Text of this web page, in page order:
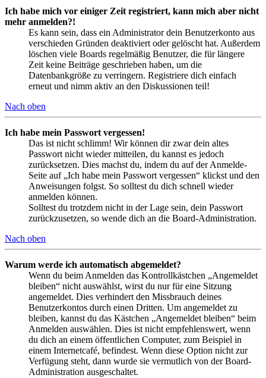
Ich habe mich vor einiger Zeit registriert, kann mich aber nicht
mehr anmelden?!
Es kann sein, dass ein Administrator dein Benutzerkonto aus
verschieden Gründen deaktiviert oder gelöscht hat. Außerdem
löschen viele Boards regelmäßig Benutzer, die für längere
Zeit keine Beiträge geschrieben haben, um die
Datenbankgröße zu verringern. Registriere dich einfach
erneut und nimm aktiv an den Diskussionen teil!
Nach oben
Ich habe mein Passwort vergessen!
Das ist nicht schlimm! Wir können dir zwar dein altes
Passwort nicht wieder mitteilen, du kannst es jedoch
zurücksetzen. Dies machst du, indem du auf der Anmelde-
Seite auf „Ich habe mein Passwort vergessen“ klickst und den
Anweisungen folgst. So solltest du dich schnell wieder
anmelden können.
Solltest du trotzdem nicht in der Lage sein, dein Passwort
zurückzusetzen, so wende dich an die Board-Administration.
Nach oben
Warum werde ich automatisch abgemeldet?
Wenn du beim Anmelden das Kontrollkästchen „Angemeldet
bleiben“ nicht auswählst, wirst du nur für eine Sitzung
angemeldet. Dies verhindert den Missbrauch deines
Benutzerkontos durch einen Dritten. Um angemeldet zu
bleiben, kannst du das Kästchen „Angemeldet bleiben“ beim
Anmelden auswählen. Dies ist nicht empfehlenswert, wenn
du dich an einem öffentlichen Computer, zum Beispiel in
einem Internetcafé, befindest. Wenn diese Option nicht zur
Verfügung steht, dann wurde sie vermutlich von der Board-
Administration ausgeschaltet.